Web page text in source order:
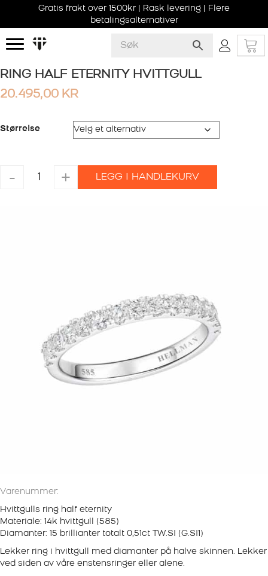
Gratis frakt over 1500kr | Rask levering | Flere
betalingsalternativer
RING HALF ETERNITY HVITTGULL
20.495,00 KR
Størrelse
-
RING
HALF
+ LEGG I HANDLEKURV
Varenummer:
Hvittgulls ring half eternity
Materiale: 14k hvittgull (585)
Diamanter: 15 brillianter totalt 0,51ct TW.SI (G.SI1)
Lekker ring i hvittgull med diamanter på halve skinnen. Lekker
ved siden av våre enstensringer eller alene.